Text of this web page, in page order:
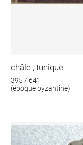
châle ; tunique
395 / 641
(époque byzantine)